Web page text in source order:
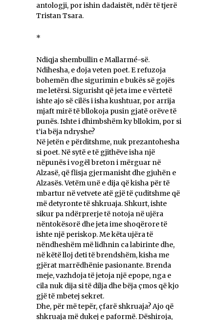
antologji, por ishin dadaistët, ndër të tjerë
Tristan Tsara.
*
Ndiqja shembullin e Mallarmé-së.
Ndihesha, e doja veten poet. E refuzoja
bohemën dhe sigurimin e bukës së gojës
me letërsi. Sigurisht që jeta ime e vërtetë
ishte ajo së cilës i isha kushtuar, por arrija
mjaft mirë të bllokoja pusin gjatë orëve të
punës. Ishte i dhimbshëm ky bllokim, por si
t’ia bëja ndryshe?
Në jetën e përditshme, nuk prezantohesha
si poet. Në sytë e të gjithëve isha një
nëpunës i vogël breton i mërguar në
Alzasë, që flisja gjermanisht dhe gjuhën e
Alzasës. Vetëm unë e dija që kisha për të
mbartur në vetvete atë gjë të çuditshme që
më detyronte të shkruaja. Shkurt, ishte
sikur pa ndërprerje të notoja në ujëra
nëntokësorë dhe jeta ime shoqërore të
ishte një periskop. Me këta ujëra të
nëndheshëm më lidhnin ca labirinte dhe,
në këtë lloj deti të brendshëm, kisha me
gjërat marrëdhënie pasionante. Brenda
meje, vazhdoja të jetoja një epope, nga e
cila nuk dija si të dilja dhe bëja çmos që kjo
gjë të mbetej sekret.
Dhe, për më tepër, çfarë shkruaja? Ajo që
shkruaja më dukej e paformë. Dëshiroja,